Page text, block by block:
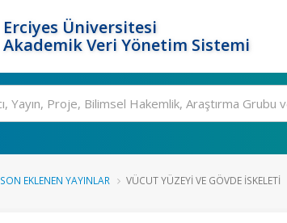
Erciyes Üniversitesi
Akademik Veri Yönetim Sistemi
SON EKLENEN YAYINLAR VÜCUT YÜZEYI VE GÖVDE ISKELETI